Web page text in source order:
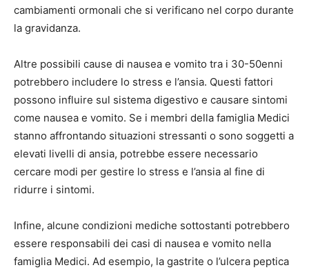
cambiamenti ormonali che si verificano nel corpo durante
la gravidanza.
Altre possibili cause di nausea e vomito tra i 30-50enni
potrebbero includere lo stress e l’ansia. Questi fattori
possono influire sul sistema digestivo e causare sintomi
come nausea e vomito. Se i membri della famiglia Medici
stanno affrontando situazioni stressanti o sono soggetti a
elevati livelli di ansia, potrebbe essere necessario
cercare modi per gestire lo stress e l’ansia al fine di
ridurre i sintomi.
Infine, alcune condizioni mediche sottostanti potrebbero
essere responsabili dei casi di nausea e vomito nella
famiglia Medici. Ad esempio, la gastrite o l’ulcera peptica